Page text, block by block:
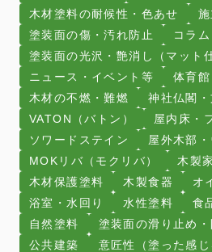
木材塗料の耐候性・色あせ
塗装面の傷・汚れ防止
コラム
塗装面の光沢・艶消し（マット
ニュース・イベント等
体育
木材の不燃・難燃
神社仏閣
VATON（バトン）
屋内床・
ソワードステイン
屋外木部
MOKリバ（モクリバ）
木製
木材保護塗料
木製食器
オ
浴室・水回り
水性塗料
食
自然塗料
塗装面の滑り止め・
公共建築
意匠性（塗った感じ